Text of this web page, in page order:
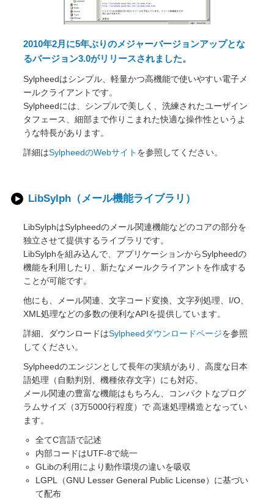
2010年2月に5年ぶりのメジャーバージョンアップとな
るバージョン3.0がリリースされました。
Sylpheedはシンプル、軽量かつ高機能で使いやすい電子メ
ールクライアントです。
Sylpheedには、シンプルで美しく、洗練されたユーザイン
タフェース、細部まで作りこまれた快適な操作性というよ
うな特長があります。
詳細はSylpheedのWebサイト を参照してください。
LibSylph（メール機能ライブラリ）
LibSylphはSylpheedのメール関連機能などのコアの部分を
独立させて提供するライブラリです。
LibSylphを組み込んで、アプリケーションからSylpheedの
機能を利用したり、新たなメールクライアントを作成する
ことが可能です。
他にも、メール関連、文字コード変換、文字列処理、I/O、
XML処理などの多数の便利なAPIを提供しています。
詳細、ダウンロードはSylpheedダウンロードページを参照
してください。
Sylpheedのエンジンとして長年の実績があり、高度な日本
語処理（自動判別、機種依存文字）にも対応。
メール関連の豊富な機能はもちろん、コンパクトなプログ
ラムサイズ（3万5000行程度）で 高速処理構造となってい
ます。
全てC言語で記述
内部コードはUTF-8で統一
GLibの利用により動作環境の違いを吸収
LGPL（GNU Lesser General Public License）に基づい
て配布